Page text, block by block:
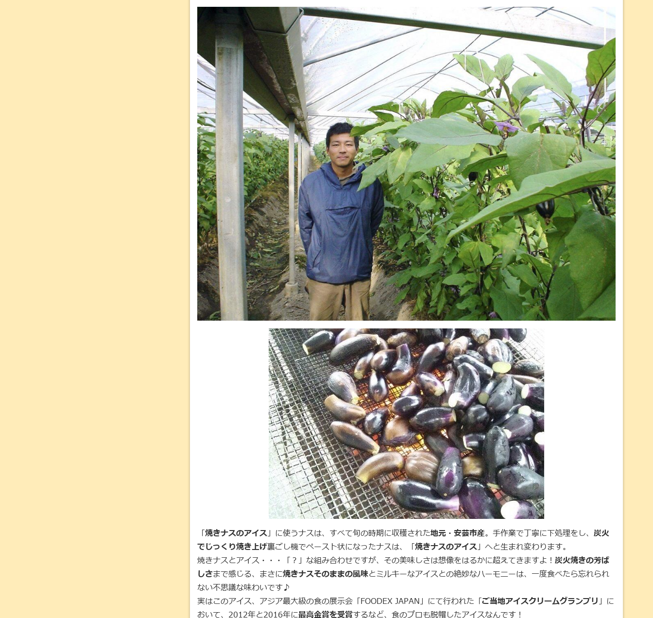
「焼きナスのアイス」に使うナスは、すべて旬の時期に収穫された地元・安芸市産。手作業で丁寧に下処理をし、炭火
でじっくり焼き上げ裏ごし機でペースト状になったナスは、「焼きナスのアイス」へと生まれ変わります。
焼きナスとアイス・・・「？」な組み合わせですが、その美味しさは想像をはるかに超えてきますよ！炭火焼きの芳ば
しさまで感じる、まさに焼きナスそのままの風味とミルキーなアイスとの絶妙なハーモニーは、一度食べたら忘れられ
ない不思議な味わいです♪
実はこのアイス、アジア最大級の食の展示会「FOODEX JAPAN」にて行われた「ご当地アイスクリームグランプリ」に
おいて、2012年と2016年に最高金賞を受賞するなど、食のプロも脱帽したアイスなんです！